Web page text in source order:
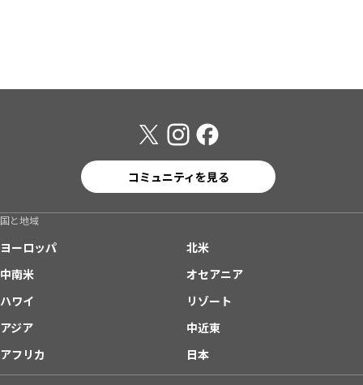
コミュニティを見る
国と地域
ヨーロッパ
北米
中南米
オセアニア
ハワイ
リゾート
アジア
中近東
アフリカ
日本